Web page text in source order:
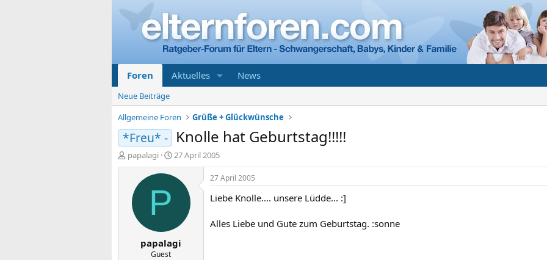
Foren Aktuelles News
Neue Beiträge
Allgemeine Foren
Grüße + Glückwünsche
*Freu* - Knolle hat Geburtstag!!!!!
E
r
papalagi
E
r
s
t
a
27 April 2005
P
papalagi
Guest
27 April 2005
Liebe Knolle.... unsere Lüdde... :]
Alles Liebe und Gute zum Geburtstag. :sonne